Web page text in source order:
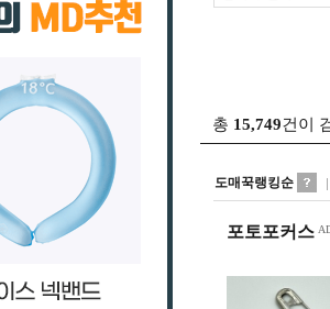
총 15,749건이
도매꾹랭킹순
포토포커스